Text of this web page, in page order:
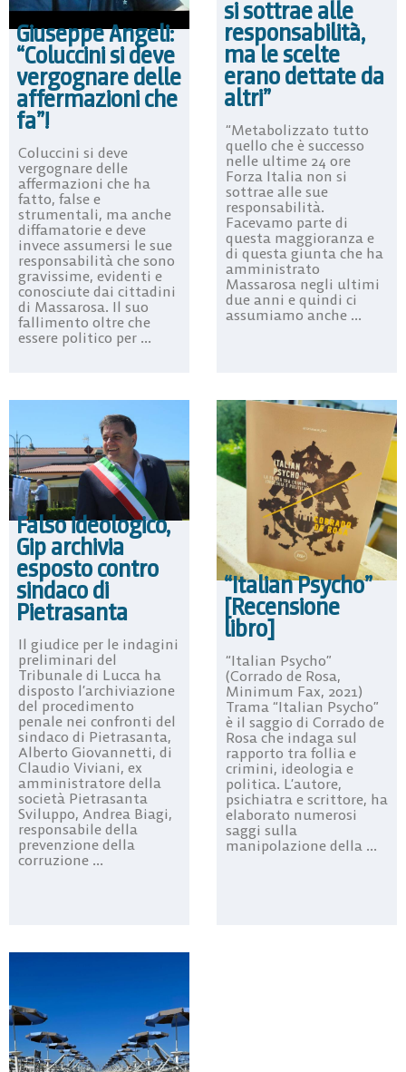
Giuseppe Angeli:
“Coluccini si deve
vergognare delle
affermazioni che
fa”!
Coluccini si deve
vergognare delle
affermazioni che ha
fatto, false e
strumentali, ma anche
diffamatorie e deve
invece assumersi le sue
responsabilità che sono
gravissime, evidenti e
conosciute dai cittadini
di Massarosa. Il suo
fallimento oltre che
essere politico per ...
si sottrae alle
responsabilità,
ma le scelte
erano dettate da
altri”
“Metabolizzato tutto
quello che è successo
nelle ultime 24 ore
Forza Italia non si
sottrae alle sue
responsabilità.
Facevamo parte di
questa maggioranza e
di questa giunta che ha
amministrato
Massarosa negli ultimi
due anni e quindi ci
assumiamo anche ...
Falso ideologico,
Gip archivia
esposto contro
sindaco di
Pietrasanta
Il giudice per le indagini
preliminari del
Tribunale di Lucca ha
disposto l’archiviazione
del procedimento
penale nei confronti del
sindaco di Pietrasanta,
Alberto Giovannetti, di
Claudio Viviani, ex
amministratore della
società Pietrasanta
Sviluppo, Andrea Biagi,
responsabile della
prevenzione della
corruzione ...
“Italian Psycho”
[Recensione
libro]
“Italian Psycho”
(Corrado de Rosa,
Minimum Fax, 2021)
Trama “Italian Psycho”
è il saggio di Corrado de
Rosa che indaga sul
rapporto tra follia e
crimini, ideologia e
politica. L’autore,
psichiatra e scrittore, ha
elaborato numerosi
saggi sulla
manipolazione della ...